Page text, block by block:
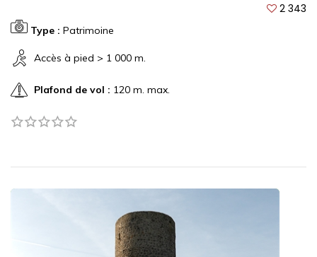
2 343
Type : Patrimoine
Accès à pied > 1 000 m.
Plafond de vol : 120 m. max.